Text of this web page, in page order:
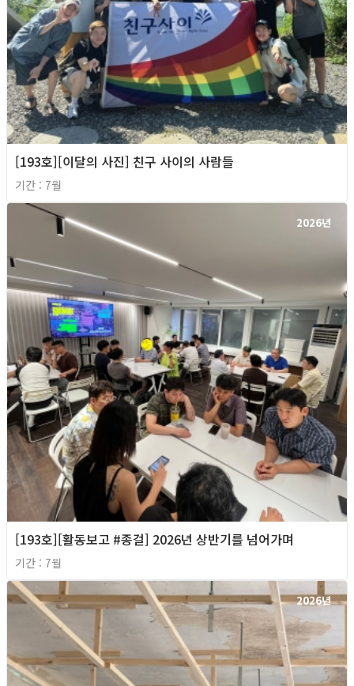
[193호][이달의 사진] 친구 사이의 사람들
기간 : 7월
2026년
[193호][활동보고 #종걸] 2026년 상반기를 넘어가며
기간 : 7월
2026년